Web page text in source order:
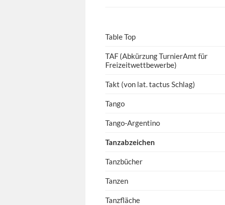
Table Top
TAF (Abkürzung TurnierAmt für
Freizeitwettbewerbe)
Takt (von lat. tactus Schlag)
Tango
Tango-Argentino
Tanzabzeichen
Tanzbücher
Tanzen
Tanzfläche